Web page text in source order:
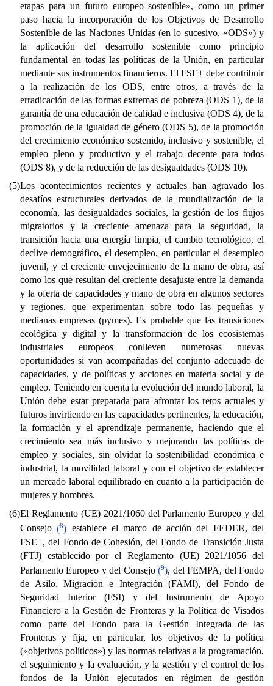
etapas para un futuro europeo sostenible», como un primer
paso hacia la incorporación de los Objetivos de Desarrollo
Sostenible de las Naciones Unidas (en lo sucesivo, «ODS») y
la aplicación del desarrollo sostenible como principio
fundamental en todas las políticas de la Unión, en particular
mediante sus instrumentos financieros. El FSE+ debe contribuir
a la realización de los ODS, entre otros, a través de la
erradicación de las formas extremas de pobreza (ODS 1), de la
garantía de una educación de calidad e inclusiva (ODS 4), de la
promoción de la igualdad de género (ODS 5), de la promoción
del crecimiento económico sostenido, inclusivo y sostenible, el
empleo pleno y productivo y el trabajo decente para todos
(ODS 8), y de la reducción de las desigualdades (ODS 10).
(5)Los acontecimientos recientes y actuales han agravado los
desafíos estructurales derivados de la mundialización de la
economía, las desigualdades sociales, la gestión de los flujos
migratorios y la creciente amenaza para la seguridad, la
transición hacia una energía limpia, el cambio tecnológico, el
declive demográfico, el desempleo, en particular el desempleo
juvenil, y el creciente envejecimiento de la mano de obra, así
como los que resultan del creciente desajuste entre la demanda
y la oferta de capacidades y mano de obra en algunos sectores
y regiones, que experimentan sobre todo las pequeñas y
medianas empresas (pymes). Es probable que las transiciones
ecológica y digital y la transformación de los ecosistemas
industriales europeos conlleven numerosas nuevas
oportunidades si van acompañadas del conjunto adecuado de
capacidades, y de políticas y acciones en materia social y de
empleo. Teniendo en cuenta la evolución del mundo laboral, la
Unión debe estar preparada para afrontar los retos actuales y
futuros invirtiendo en las capacidades pertinentes, la educación,
la formación y el aprendizaje permanente, haciendo que el
crecimiento sea más inclusivo y mejorando las políticas de
empleo y sociales, sin olvidar la sostenibilidad económica e
industrial, la movilidad laboral y con el objetivo de establecer
un mercado laboral equilibrado en cuanto a la participación de
mujeres y hombres.
(6)El Reglamento (UE) 2021/1060 del Parlamento Europeo y del
Consejo(8) establece el marco de acción del FEDER, del
FSE+, del Fondo de Cohesión, del Fondo de Transición Justa
(FTJ) establecido por el Reglamento (UE) 2021/1056 del
Parlamento Europeo y del Consejo(9), del FEMPA, del Fondo
de Asilo, Migración e Integración (FAMI), del Fondo de
Seguridad Interior (FSI) y del Instrumento de Apoyo
Financiero a la Gestión de Fronteras y la Política de Visados
como parte del Fondo para la Gestión Integrada de las
Fronteras y fija, en particular, los objetivos de la política
(«objetivos políticos») y las normas relativas a la programación,
el seguimiento y la evaluación, y la gestión y el control de los
fondos de la Unión ejecutados en régimen de gestión